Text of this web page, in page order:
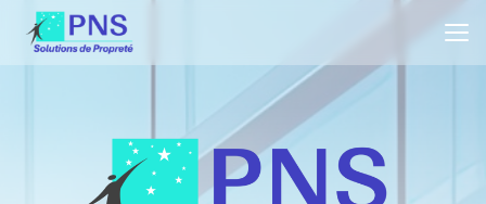
contenu
principal